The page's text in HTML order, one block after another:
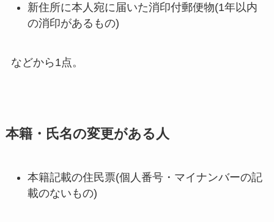
新住所に本人宛に届いた消印付郵便物(1年以内
の消印があるもの)
などから1点。
本籍・氏名の変更がある人
本籍記載の住民票(個人番号・マイナンバーの記
載のないもの)